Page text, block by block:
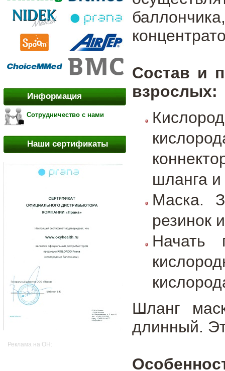
Информация
Сотрудничество с нами
Наши сертификаты
Реклама на OH:
Состав и
взрослых:
шланга и
Маска.
резинок
Начать
Шланг
длинный.